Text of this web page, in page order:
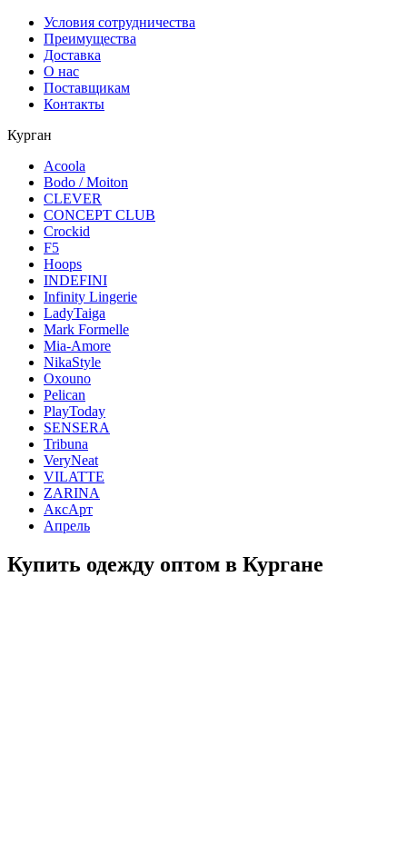
Условия сотрудничества
Преимущества
Доставка
О нас
Поставщикам
Контакты
Курган
Acoola
Bodo / Moiton
CLEVER
CONCEPT CLUB
Crockid
F5
Hoops
INDEFINI
Infinity Lingerie
LadyTaiga
Mark Formelle
Mia-Amore
NikaStyle
Oxouno
Pelican
PlayToday
SENSERA
Tribuna
VeryNeat
VILATTE
ZARINA
АксАрт
Апрель
Купить одежду оптом в Кургане